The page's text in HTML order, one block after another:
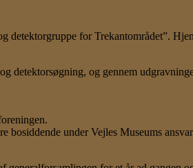
for Trekantområdet”.
detektorsøgning, og gennem
under Vejles Museums